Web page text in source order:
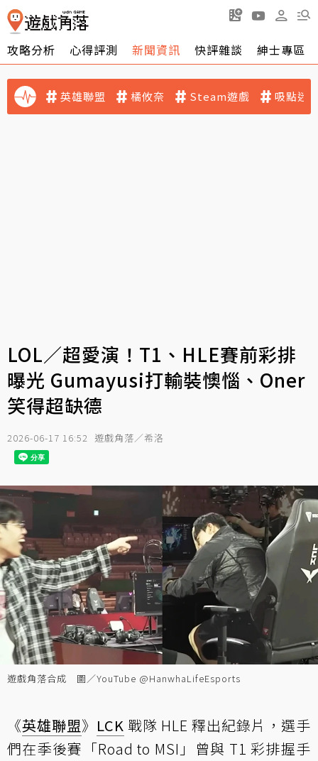
攻略分析 心得評測 新聞資訊 快評雜談 紳士專區
英雄聯盟 橘攸奈 Steam遊戲 吸點迷
LOL／超愛演！T1、HLE賽前彩排
曝光 Gumayusi打輸裝懊惱、Oner
笑得超缺德
2026-06-17 16:52 遊戲角落／希洛
遊戲角落合成 圖／YouTube @HanwhaLifeEsports
《英雄聯盟》 LCK 戰隊 HLE 釋出紀錄片，選手
們在季後賽「Road to MSI」曾與 T1 彩排握手